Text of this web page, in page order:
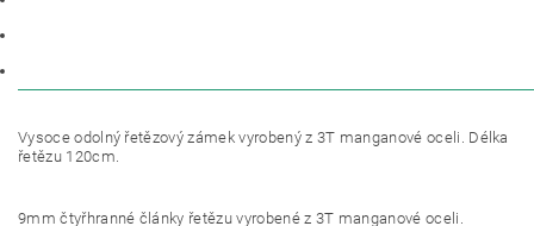
Vysoce odolný řetězový zámek vyrobený z 3T manganové oceli. Délka
řetězu 120cm.
9mm čtyřhranné články řetězu vyrobené z 3T manganové oceli.